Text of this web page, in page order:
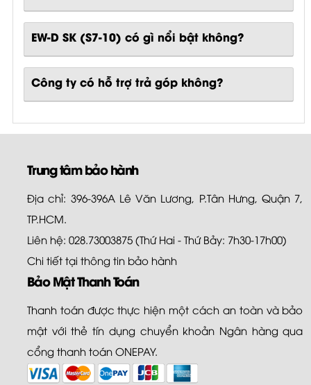
EW-D SK (S7-10) có gì nổi bật không?
Công ty có hỗ trợ trả góp không?
Trung tâm bảo hành
Địa chỉ: 396-396A Lê Văn Lương, P.Tân Hưng, Quận 7,
TP.HCM.
Liên hệ: 028.73003875 (Thứ Hai - Thứ Bảy: 7h30-17h00)
Chi tiết tại thông tin bảo hành
Bảo Mật Thanh Toán
Thanh toán được thực hiện một cách an toàn và bảo
mật với thẻ tín dụng chuyển khoản Ngân hàng qua
cổng thanh toán ONEPAY.